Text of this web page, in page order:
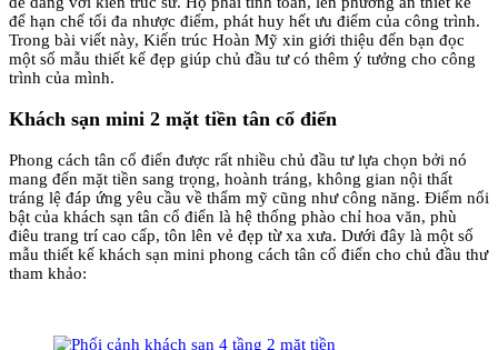
để hạn chế tối đa nhược điểm, phát huy hết ưu điểm của công trình.
Trong bài viết này, Kiến trúc Hoàn Mỹ xin giới thiệu đến bạn đọc
một số mẫu thiết kế đẹp giúp chủ đầu tư có thêm ý tưởng cho công
trình của mình.
Khách sạn mini 2 mặt tiền tân cổ điển
Phong cách tân cổ điển được rất nhiều chủ đầu tư lựa chọn bởi nó
mang đến mặt tiền sang trọng, hoành tráng, không gian nội thất
tráng lệ đáp ứng yêu cầu về thẩm mỹ cũng như công năng. Điểm nổi
bật của khách sạn tân cổ điển là hệ thống phào chỉ hoa văn, phù
điêu trang trí cao cấp, tôn lên vẻ đẹp từ xa xưa. Dưới đây là một số
mẫu thiết kế khách sạn mini phong cách tân cổ điển cho chủ đầu thư
tham khảo: